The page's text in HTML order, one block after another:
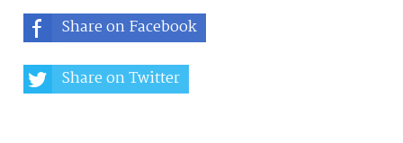
Share on Facebook
Share on Twitter